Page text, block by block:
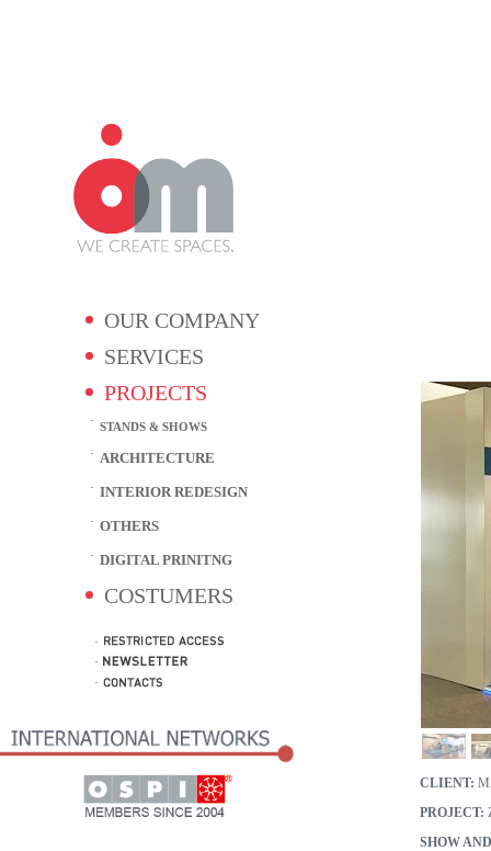
OUR COMPANY
SERVICES
PROJECTS
STANDS & SHOWS
ARCHITECTURE
INTERIOR REDESIGN
OTHERS
DIGITAL PRINITNG
COSTUMERS
CLIENT:
PROJECT:
SHOW